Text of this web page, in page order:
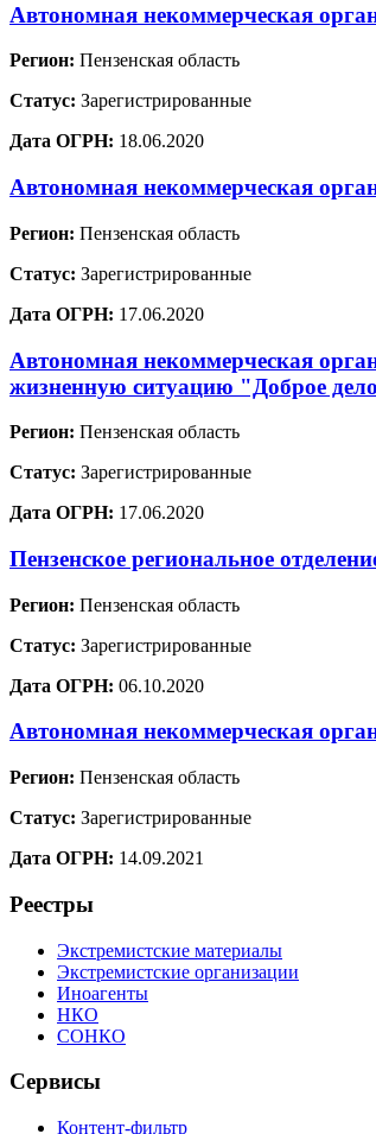
Автономная некоммерческая
Регион: Пензенская область
Статус: Зарегистрированные
Дата ОГРН: 18.06.2020
Автономная некоммерческая
Регион: Пензенская область
Статус: Зарегистрированные
Дата ОГРН: 17.06.2020
Автономная некоммерческая
жизненную ситуацию "Доброе
Регион: Пензенская область
Статус: Зарегистрированные
Дата ОГРН: 17.06.2020
Пензенское региональное
Регион: Пензенская область
Статус: Зарегистрированные
Дата ОГРН: 06.10.2020
Автономная некоммерческая
Регион: Пензенская область
Статус: Зарегистрированные
Дата ОГРН: 14.09.2021
Реестры
Экстремистские материалы
Экстремистские организации
Иноагенты
НКО
СОНКО
Сервисы
Контент-фильтр